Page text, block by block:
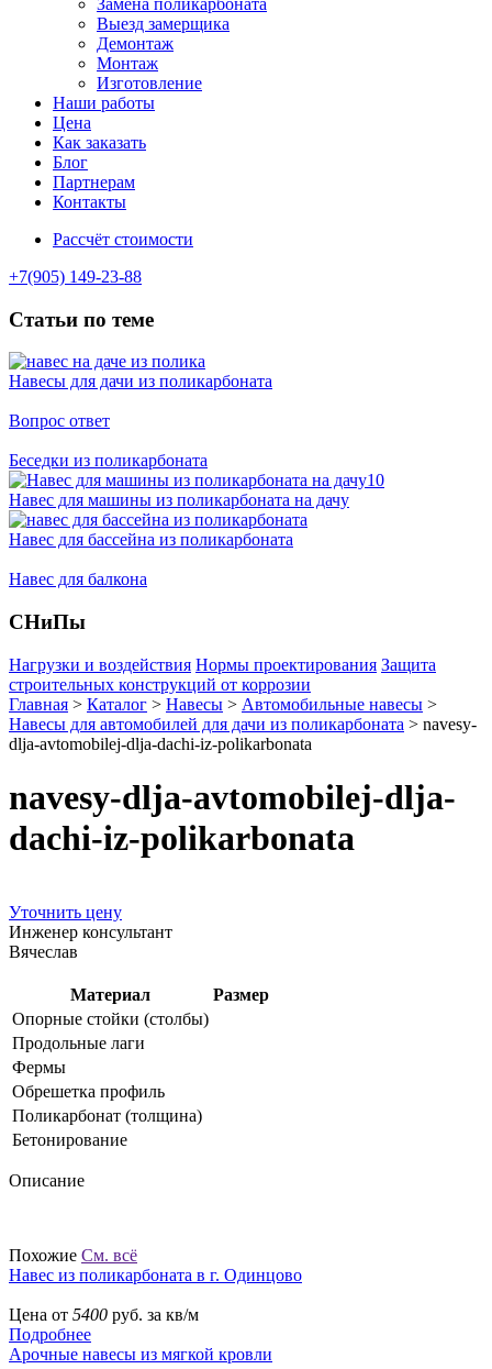
Замена поликарбоната
Выезд замерщика
Демонтаж
Монтаж
Изготовление
Наши работы
Цена
Как заказать
Блог
Партнерам
Контакты
Рассчёт стоимости
+7(905) 149-23-88
Статьи по теме
Навесы для дачи из поликарбоната
Вопрос ответ
Беседки из поликарбоната
Навес для машины из поликарбоната на дачу
Навес для бассейна из поликарбоната
Навес для балкона
СНиПы
Нагрузки и воздействия Нормы проектирования Защита
строительных конструкций от коррозии
Главная > Каталог > Навесы > Автомобильные навесы >
Навесы для автомобилей для дачи из поликарбоната > navesy-
dlja-avtomobilej-dlja-dachi-iz-polikarbonata
navesy-dlja-avtomobilej-dlja-
dachi-iz-polikarbonata
Уточнить цену
Инженер консультант
Вячеслав
Материал
Размер
Опорные стойки (столбы)
Продольные лаги
Фермы
Обрешетка профиль
Поликарбонат (толщина)
Бетонирование
Описание
Похожие См. всё
Навес из поликарбоната в г. Одинцово
Цена от 5400 руб. за кв/м
Подробнее
Арочные навесы из мягкой кровли